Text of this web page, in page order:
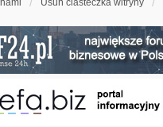
Usuń ciasteczka witryny